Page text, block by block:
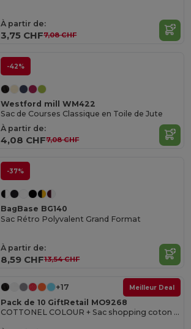
À partir de:
3,75 CHF7,08 CHF
-42%
Westford mill WM422
Sac de Courses Classique en Toile de Jute
À partir de:
4,08 CHF7,08 CHF
-37%
BagBase BG140
Sac Rétro Polyvalent Grand Format
À partir de:
8,59 CHF13,54 CHF
Meilleur Deal
+17
Pack de 10 GiftRetail MO9268
COTTONEL COLOUR + Sac shopping coton 140gr/m²